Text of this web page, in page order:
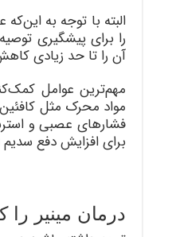
البته با توجه به
را برای پیشگیری
آن را تا حد زیادی
مهم‌ترین عوامل
مواد محرک مثل
فشارهای عصبی و
برای افزایش دفع
درمان مینیر